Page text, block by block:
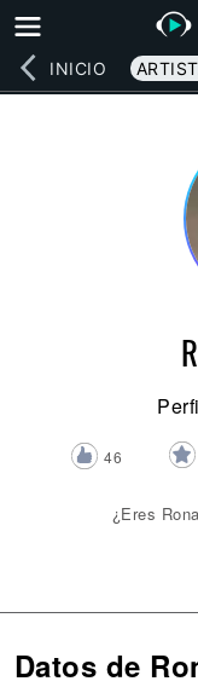
INICIO
46
¿Eres
Datos de